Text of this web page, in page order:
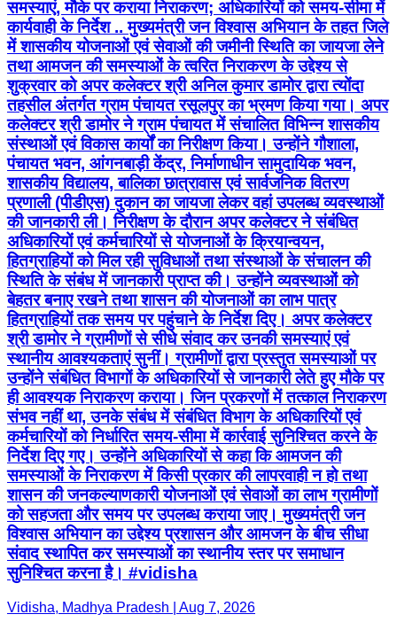
समस्याएं, मौके पर कराया निराकरण; अधिकारियों को समय-सीमा में
कार्यवाही के निर्देश .. मुख्यमंत्री जन विश्वास अभियान के तहत जिले
में शासकीय योजनाओं एवं सेवाओं की जमीनी स्थिति का जायजा लेने
तथा आमजन की समस्याओं के त्वरित निराकरण के उद्देश्य से
शुक्रवार को अपर कलेक्टर श्री अनिल कुमार डामोर द्वारा त्योंदा
तहसील अंतर्गत ग्राम पंचायत रसूलपुर का भ्रमण किया गया। अपर
कलेक्टर श्री डामोर ने ग्राम पंचायत में संचालित विभिन्न शासकीय
संस्थाओं एवं विकास कार्यों का निरीक्षण किया। उन्होंने गौशाला,
पंचायत भवन, आंगनबाड़ी केंद्र, निर्माणाधीन सामुदायिक भवन,
शासकीय विद्यालय, बालिका छात्रावास एवं सार्वजनिक वितरण
प्रणाली (पीडीएस) दुकान का जायजा लेकर वहां उपलब्ध व्यवस्थाओं
की जानकारी ली। निरीक्षण के दौरान अपर कलेक्टर ने संबंधित
अधिकारियों एवं कर्मचारियों से योजनाओं के क्रियान्वयन,
हितग्राहियों को मिल रही सुविधाओं तथा संस्थाओं के संचालन की
स्थिति के संबंध में जानकारी प्राप्त की। उन्होंने व्यवस्थाओं को
बेहतर बनाए रखने तथा शासन की योजनाओं का लाभ पात्र
हितग्राहियों तक समय पर पहुंचाने के निर्देश दिए। अपर कलेक्टर
श्री डामोर ने ग्रामीणों से सीधे संवाद कर उनकी समस्याएं एवं
स्थानीय आवश्यकताएं सुनीं। ग्रामीणों द्वारा प्रस्तुत समस्याओं पर
उन्होंने संबंधित विभागों के अधिकारियों से जानकारी लेते हुए मौके पर
ही आवश्यक निराकरण कराया। जिन प्रकरणों में तत्काल निराकरण
संभव नहीं था, उनके संबंध में संबंधित विभाग के अधिकारियों एवं
कर्मचारियों को निर्धारित समय-सीमा में कार्रवाई सुनिश्चित करने के
निर्देश दिए गए। उन्होंने अधिकारियों से कहा कि आमजन की
समस्याओं के निराकरण में किसी प्रकार की लापरवाही न हो तथा
शासन की जनकल्याणकारी योजनाओं एवं सेवाओं का लाभ ग्रामीणों
को सहजता और समय पर उपलब्ध कराया जाए। मुख्यमंत्री जन
विश्वास अभियान का उद्देश्य प्रशासन और आमजन के बीच सीधा
संवाद स्थापित कर समस्याओं का स्थानीय स्तर पर समाधान
सुनिश्चित करना है। #vidisha
Vidisha, Madhya Pradesh | Aug 7, 2026